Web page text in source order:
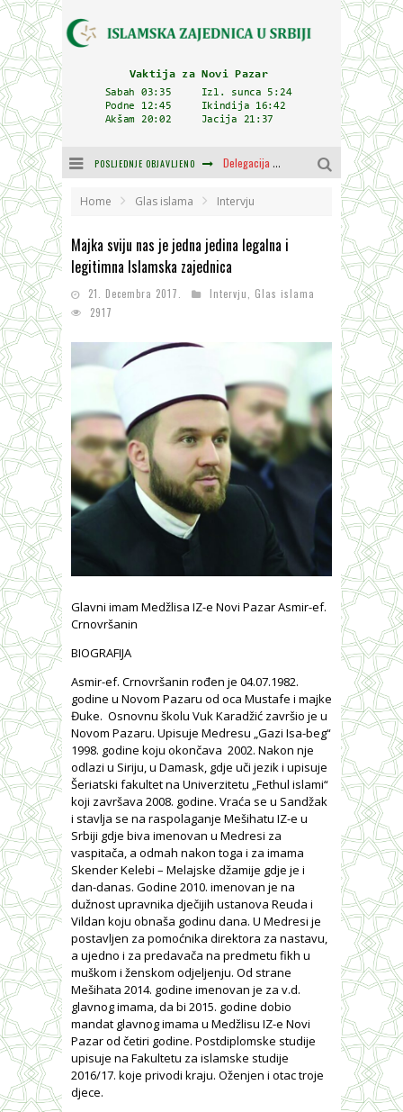
POSLJEDNJE OBJAVLJENO Zulum se kida kada je najdeblji
Delegacija IZ-e na godišnjici bitke kod Petrovaradina
Home Glas islama Intervju
Majka sviju nas je jedna jedina legalna i
legitimna Islamska zajednica
21. Decembra 2017. Intervju
Glas islama
2917
Glavni imam Medžlisa IZ-e Novi Pazar Asmir-ef.
Crnovršanin
BIOGRAFIJA
Asmir-ef. Crnovršanin rođen je 04.07.1982.
godine u Novom Pazaru od oca Mustafe i majke
Đuke. Osnovnu školu Vuk Karadžić završio je u
Novom Pazaru. Upisuje Medresu „Gazi Isa-beg“
1998. godine koju okončava 2002. Nakon nje
odlazi u Siriju, u Damask, gdje uči jezik i upisuje
Šeriatski fakultet na Univerzitetu „Fethul islami“
koji završava 2008. godine. Vraća se u Sandžak
i stavlja se na raspolaganje Mešihatu IZ-e u
Srbiji gdje biva imenovan u Medresi za
vaspitača, a odmah nakon toga i za imama
Skender Kelebi – Melajske džamije gdje je i
dan-danas. Godine 2010. imenovan je na
dužnost upravnika dječijih ustanova Reuda i
Vildan koju obnaša godinu dana. U Medresi je
postavljen za pomoćnika direktora za nastavu,
a ujedno i za predavača na predmetu fikh u
muškom i ženskom odjeljenju. Od strane
Mešihata 2014. godine imenovan je za v.d.
glavnog imama, da bi 2015. godine dobio
mandat glavnog imama u Medžlisu IZ-e Novi
Pazar od četiri godine. Postdiplomske studije
upisuje na Fakultetu za islamske studije
2016/17. koje privodi kraju. Oženjen i otac troje
djece.